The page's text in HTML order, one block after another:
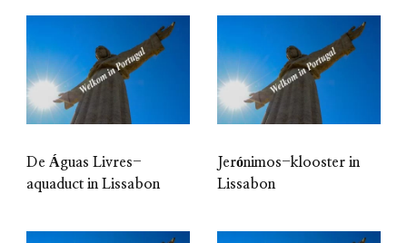
De Águas Livres-
aquaduct in Lissabon
Jerónimos-klooster in
Lissabon